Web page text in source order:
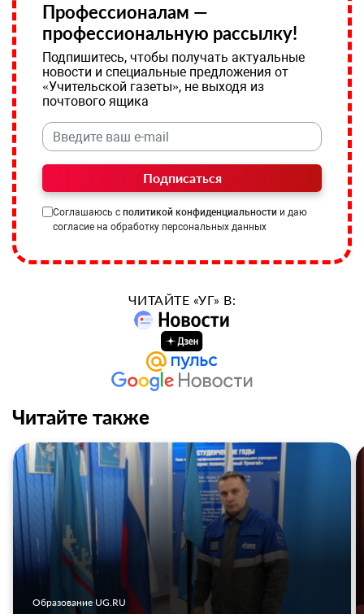
Профессионалам —
профессиональную рассылку!
Подпишитесь, чтобы получать актуальные
новости и специальные предложения от
«Учительской газеты», не выходя из
почтового ящика
Подписаться
Соглашаюсь с политикой конфиденциальности и даю
согласие на обработку персональных данных
ЧИТАЙТЕ «УГ» В:
Читайте также
Образование UG.RU